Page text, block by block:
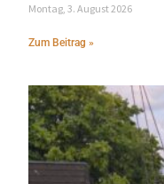
Montag, 3. August 2026
Zum Beitrag »